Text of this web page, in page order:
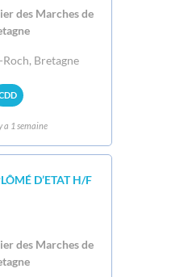
des Marches de
Bretagne
a 1 semaine
D’ETAT H/F
des Marches de